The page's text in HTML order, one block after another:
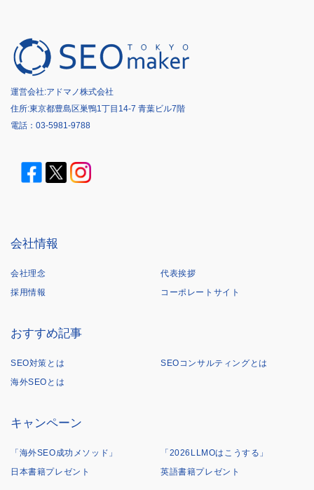
運営会社:アドマノ株式会社
住所:東京都豊島区巣鴨1丁目14-7 青葉ビル7階
電話： 03-5981-9788
会社情報
会社理念
代表挨拶
採用情報
コーポレートサイト
おすすめ記事
SEO対策とは
SEOコンサルティングとは
海外SEOとは
キャンペーン
「海外SEO成功メソッド」
「2026LLMOはこうする」
日本書籍プレゼント
英語書籍プレゼント